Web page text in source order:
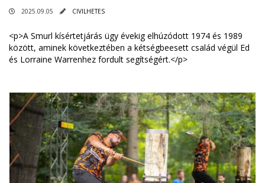
2025.09.05 CIVILHETES
<p>A Smurl kísértetjárás ügy évekig elhúzódott 1974 és 1989
között, aminek következtében a kétségbeesett család végül Ed
és Lorraine Warrenhez fordult segítségért.</p>